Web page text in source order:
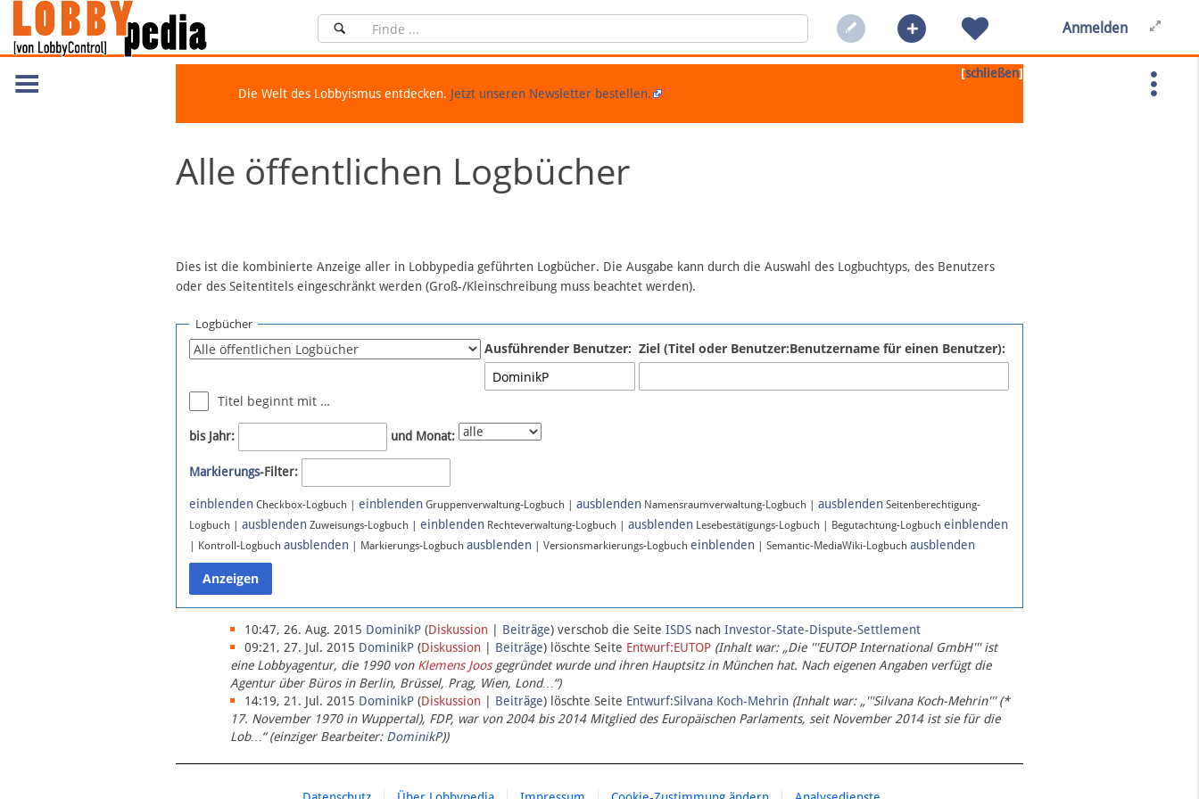
Anmelden
[schließen]
Die Welt des Lobbyismus entdecken. Jetzt unseren Newsletter bestellen.
Alle öffentlichen Logbücher
Dies ist die kombinierte Anzeige aller in Lobbypedia geführten Logbücher. Die Ausgabe kann durch die Auswahl des Logbuchtyps, des Benutzers
oder des Seitentitels eingeschränkt werden (Groß-/Kleinschreibung muss beachtet werden).
Logbücher
Ausführender Benutzer: Ziel (Titel oder Benutzer:Benutzername für einen Benutzer):
Titel beginnt mit …
bis Jahr: und Monat:
Markierungs-Filter:
einblenden Checkbox-Logbuch | einblenden Gruppenverwaltung-Logbuch | ausblenden Namensraumverwaltung-Logbuch | ausblenden Seitenberechtigung-
Logbuch | ausblenden Zuweisungs-Logbuch | einblenden Rechteverwaltung-Logbuch | ausblenden Lesebestätigungs-Logbuch | Begutachtung-Logbuch einblenden
| Kontroll-Logbuch ausblenden | Markierungs-Logbuch ausblenden | Versionsmarkierungs-Logbuch einblenden | Semantic-MediaWiki-Logbuch ausblenden
10:47, 26. Aug. 2015 DominikP (Diskussion | Beiträge) verschob die Seite ISDS nach Investor-State-Dispute-Settlement
09:21, 27. Jul. 2015 DominikP (Diskussion | Beiträge) löschte Seite Entwurf:EUTOP (Inhalt war: „Die '''EUTOP International GmbH''' ist
eine Lobbyagentur, die 1990 von Klemens Joosgegründet wurde und ihren Hauptsitz in München hat. Nach eigenen Angaben verfügt die
Agentur über Büros in Berlin, Brüssel, Prag, Wien, Lond…“)
14:19, 21. Jul. 2015 DominikP (Diskussion | Beiträge) löschte Seite Entwurf:Silvana Koch-Mehrin (Inhalt war: „'''Silvana Koch-Mehrin''' (*
17. November 1970 in Wuppertal), FDP, war von 2004 bis 2014 Mitglied des Europäischen Parlaments, seit November 2014 ist sie für die
Lob…“ (einziger Bearbeiter: DominikP))